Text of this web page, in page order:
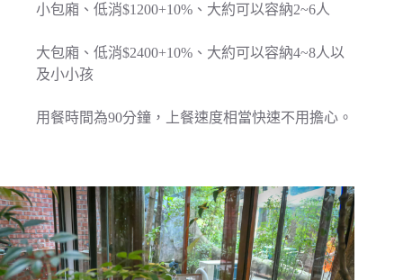
小包廂、低消$1200+10%、大約可以容納2~6人
大包廂、低消$2400+10%、大約可以容納4~8人以
及小小孩
用餐時間為90分鐘，上餐速度相當快速不用擔心。